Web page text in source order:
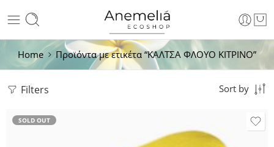
Home Προϊόντα με ετικέτα “ΚΑΛΤΣΑ ΦΛΟΥΟ ΚΙΤΡΙΝΟ”
Filters Sort by
SOLD OUT